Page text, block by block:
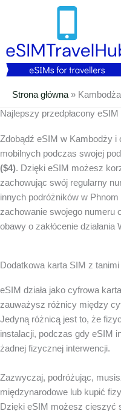
Strona główna » Kambodża
Najlepszy przedpłacony
Zdobądź eSIM w Kambodży i
mobilnych podczas swojej
($4). Dzięki eSIM możesz
zachowując swój regularny
innych podróżników w
zachowanie swojego numeru
obawy o zakłócenie działania
Dodatkowa karta SIM z
eSIM działa jako cyfrowa
zauważysz różnicy między
Jedyną różnicą jest to, że
instalacji, podczas gdy eSIM
żadnej fizycznej interwencji.
Zazwyczaj, podróżując,
międzynarodowe lub kupić
Dzięki eSIM możesz cieszyć